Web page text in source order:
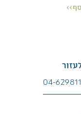
04-